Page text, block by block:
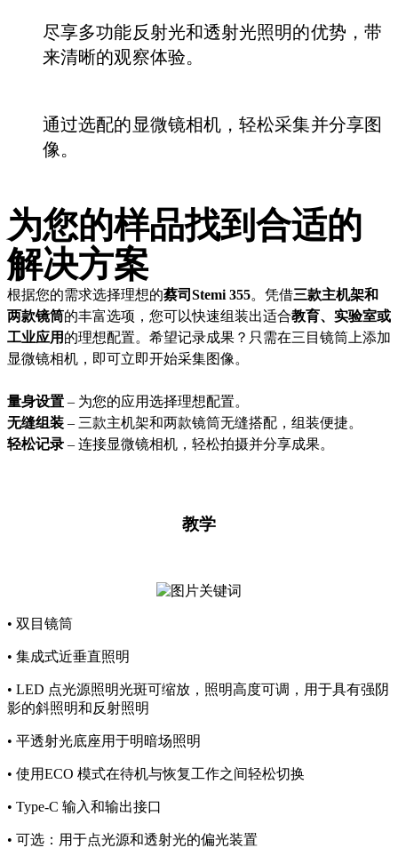
尽享多功能反射光和透射光照明的优势，带
来清晰的观察体验。
通过选配的显微镜相机，轻松采集并分享图
像。
为您的样品找到合适的
解决方案
根据您的需求选择理想的蔡司Stemi 355。凭借三款主机架和
两款镜筒的丰富选项，您可以快速组装出适合教育、实验室或
工业应用 的理想配置。希望记录成果？只需在三目镜筒上添加
显微镜相机，即可立即开始采集图像。
量身设置 – 为您的应用选择理想配置。
无缝组装 – 三款主机架和两款镜筒无缝搭配，组装便捷。
轻松记录 – 连接显微镜相机，轻松拍摄并分享成果。
教学
• 双目镜筒
• 集成式近垂直照明
• LED 点光源照明光斑可缩放，照明高度可调，用于具有强阴
影的斜照明和反射照明
• 平透射光底座用于明暗场照明
• 使用ECO 模式在待机与恢复工作之间轻松切换
• Type-C 输入和输出接口
• 可选：用于点光源和透射光的偏光装置